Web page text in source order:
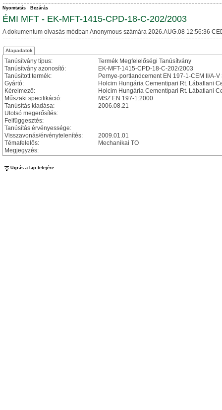
Nyomtatás Bezárás
ÉMI MFT - EK-MFT-1415-CPD-18-C-202/2003
A dokumentum olvasás módban Anonymous számára 2026.AUG.08 12:56:36
Alapadatok
Tanúsítvány típus:
Termék Megfelelőségi Tanúsítvány
Tanúsítvány azonosító:
EK-MFT-1415-CPD-18-C-202/2003
Tanúsított termék:
Pernye-portlandcement EN 197-1-CEM II/A-V
Gyártó:
Holcim Hungária Cementipari Rt. Lábatlani
Kérelmező:
Holcim Hungária Cementipari Rt. Lábatlani
Műszaki specifikáció:
MSZ EN 197-1:2000
Tanúsítás kiadása:
2006.08.21
Utolsó megerősítés:
Felfüggesztés:
Tanúsítás érvényessége:
Visszavonás/érvénytelenítés:
2009.01.01
Témafelelős:
Mechanikai TO
Megjegyzés:
Ugrás a lap tetejére